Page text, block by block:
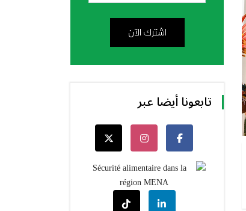
اشترك الآن
تابعونا أيضا عبر